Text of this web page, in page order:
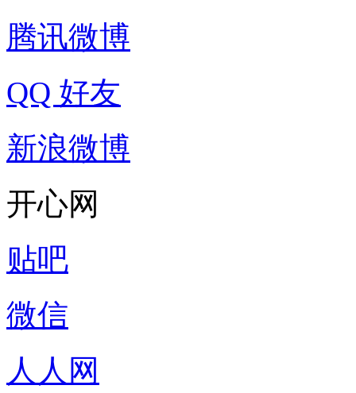
腾讯微博
QQ 好友
新浪微博
开心网
贴吧
微信
人人网